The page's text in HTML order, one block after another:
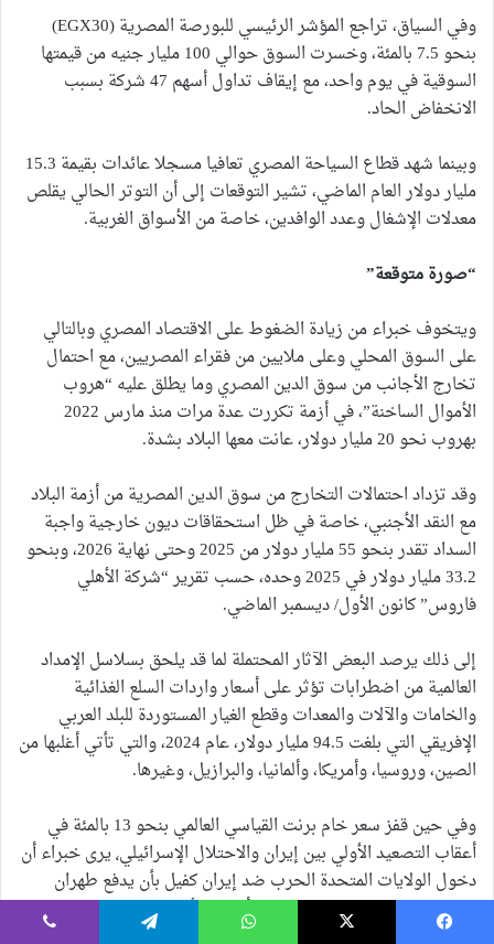
وفي السياق، تراجع المؤشر الرئيسي للبورصة المصرية (EGX30)
بنحو 7.5 بالمئة، وخسرت السوق حوالي 100 مليار جنيه من قيمتها
السوقية في يوم واحد، مع إيقاف تداول أسهم 47 شركة بسبب
الانخفاض الحاد.
وبينما شهد قطاع السياحة المصري تعافيا مسجلا عائدات بقيمة 15.3
مليار دولار العام الماضي، تشير التوقعات إلى أن التوتر الحالي يقلص
معدلات الإشغال وعدد الوافدين، خاصة من الأسواق الغربية.
“صورة متوقعة”
ويتخوف خبراء من زيادة الضغوط على الاقتصاد المصري وبالتالي
على السوق المحلي وعلى ملايين من فقراء المصريين، مع احتمال
تخارج الأجانب من سوق الدين المصري وما يطلق عليه “هروب
الأموال الساخنة”، في أزمة تكررت عدة مرات منذ مارس 2022
بهروب نحو 20 مليار دولار، عانت معها البلاد بشدة.
وقد تزداد احتمالات التخارج من سوق الدين المصرية من أزمة البلاد
مع النقد الأجنبي، خاصة في ظل استحقاقات ديون خارجية واجبة
السداد تقدر بنحو 55 مليار دولار من 2025 وحتى نهاية 2026، وبنحو
33.2 مليار دولار في 2025 وحده، حسب تقرير “شركة الأهلي
فاروس” كانون الأول/ ديسمبر الماضي.
إلى ذلك يرصد البعض الآثار المحتملة لما قد يلحق بسلاسل الإمداد
العالمية من اضطرابات تؤثر على أسعار واردات السلع الغذائية
والخامات والآلات والمعدات وقطع الغيار المستوردة للبلد العربي
الإفريقي التي بلغت 94.5 مليار دولار، عام 2024، والتي تأتي أغلبها من
الصين، وروسيا، وأمريكا، وألمانيا، والبرازيل، وغيرها.
وفي حين قفز سعر خام برنت القياسي العالمي بنحو 13 بالمئة في
أعقاب التصعيد الأولي بين إيران والاحتلال الإسرائيلي٬ يرى خبراء أن
دخول الولايات المتحدة الحرب ضد إيران كفيل بأن يدفع طهران
لاتخاذ خطوات تصعيدية، ما يرفع أسعاره لأكثر من 100 دولار للبرميل.